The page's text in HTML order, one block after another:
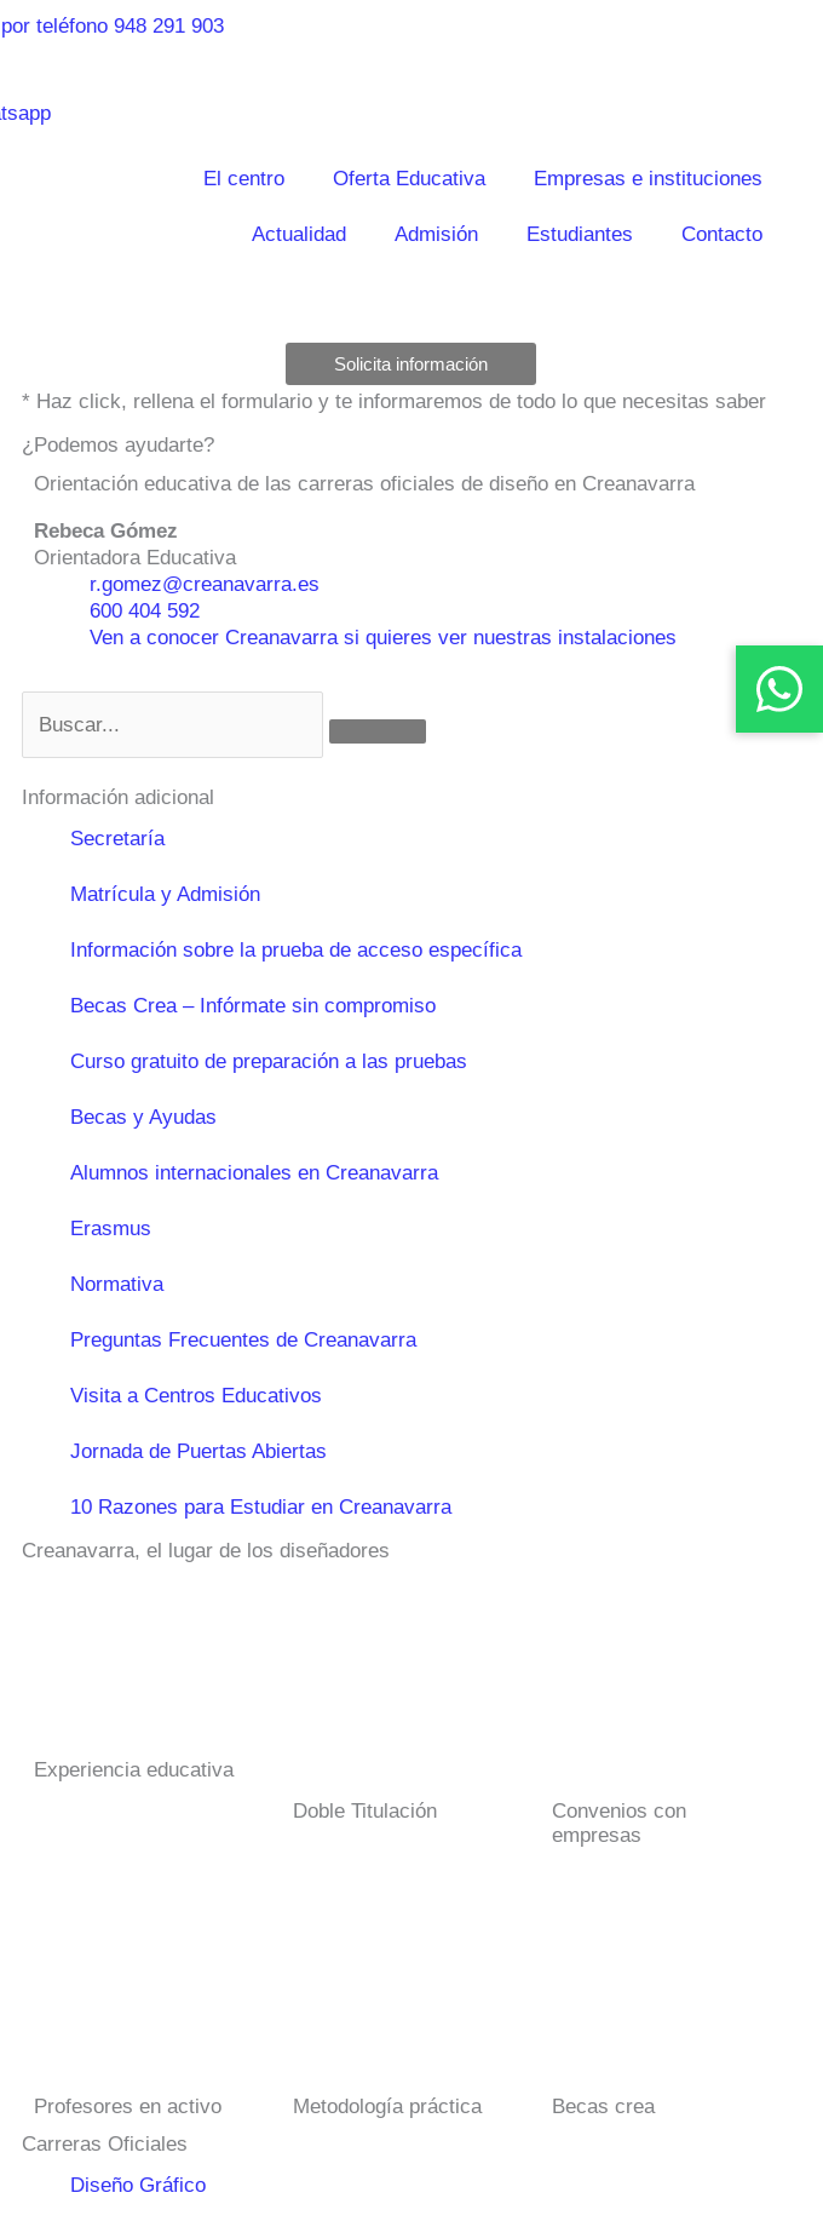
El centro Oferta Educativa Empresas e instituciones
Actualidad Admisión Estudiantes Contacto
Solicita información
* Haz click, rellena el formulario y te informaremos de todo lo que necesitas saber
¿Podemos ayudarte?
Orientación educativa de las carreras oficiales de diseño en Creanavarra
Rebeca Gómez
Orientadora Educativa
r.gomez@creanavarra.es
600 404 592
Ven a conocer Creanavarra si quieres ver nuestras instalaciones
Información adicional
Secretaría
Matrícula y Admisión
Información sobre la prueba de acceso específica
Becas Crea – Infórmate sin compromiso
Curso gratuito de preparación a las pruebas
Becas y Ayudas
Alumnos internacionales en Creanavarra
Erasmus
Normativa
Preguntas Frecuentes de Creanavarra
Visita a Centros Educativos
Jornada de Puertas Abiertas
10 Razones para Estudiar en Creanavarra
Creanavarra, el lugar de los diseñadores
Experiencia educativa
Doble Titulación
Convenios con
empresas
Profesores en activo Metodología práctica
Becas crea
Carreras Oficiales
Diseño Gráfico